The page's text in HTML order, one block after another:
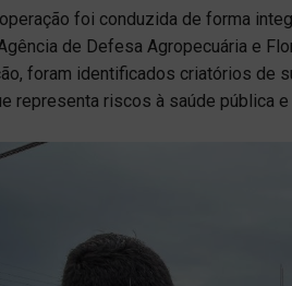
foi conduzida de forma
de Defesa Agropecuária e
foram identificados criatórios de
representa riscos à saúde pública